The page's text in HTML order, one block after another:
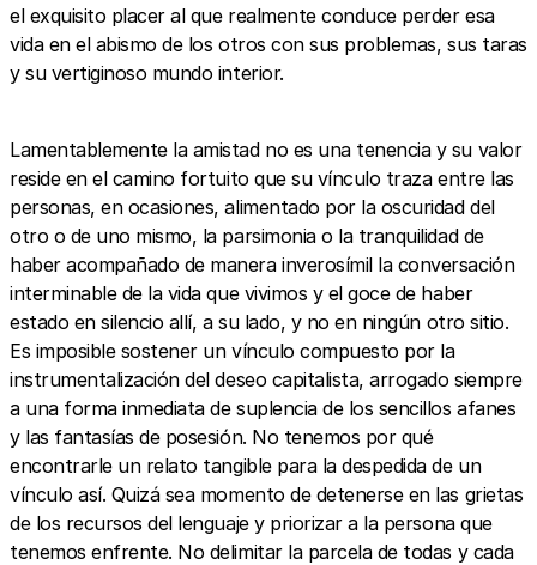
el exquisito placer al que realmente conduce perder esa
vida en el abismo de los otros con sus problemas, sus taras
y su vertiginoso mundo interior.
Lamentablemente la amistad no es una tenencia y su valor
reside en el camino fortuito que su vínculo traza entre las
personas, en ocasiones, alimentado por la oscuridad del
otro o de uno mismo, la parsimonia o la tranquilidad de
haber acompañado de manera inverosímil la conversación
interminable de la vida que vivimos y el goce de haber
estado en silencio allí, a su lado, y no en ningún otro sitio.
Es imposible sostener un vínculo compuesto por la
instrumentalización del deseo capitalista, arrogado siempre
a una forma inmediata de suplencia de los sencillos afanes
y las fantasías de posesión. No tenemos por qué
encontrarle un relato tangible para la despedida de un
vínculo así. Quizá sea momento de detenerse en las grietas
de los recursos del lenguaje y priorizar a la persona que
tenemos enfrente. No delimitar la parcela de todas y cada